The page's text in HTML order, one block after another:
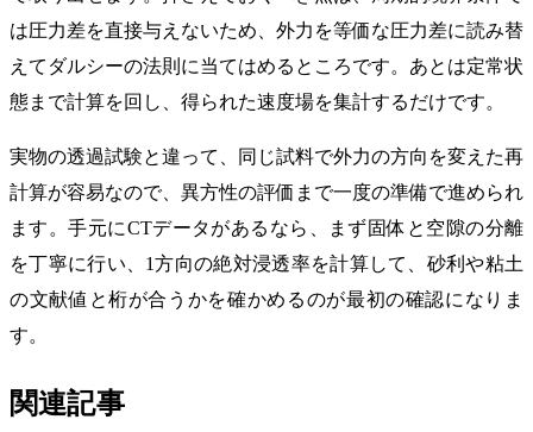
は圧力差を直接与えないため、外力を等価な圧力差に読み替
えてダルシーの法則に当てはめるところです。あとは定常状
態まで計算を回し、得られた速度場を集計するだけです。
実物の透過試験と違って、同じ試料で外力の方向を変えた再
計算が容易なので、異方性の評価まで一度の準備で進められ
ます。手元にCTデータがあるなら、まず固体と空隙の分離
を丁寧に行い、1方向の絶対浸透率を計算して、砂利や粘土
の文献値と桁が合うかを確かめるのが最初の確認になりま
す。
関連記事